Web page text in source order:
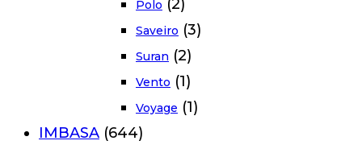
Polo (2)
Saveiro (3)
Suran (2)
Vento (1)
Voyage (1)
IMBASA (644)